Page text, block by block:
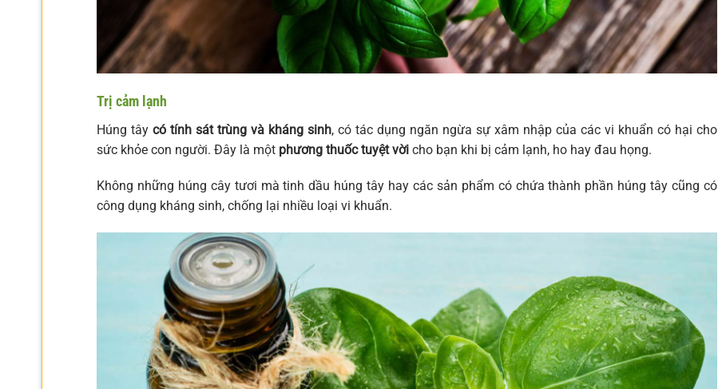
Trị cảm lạnh
Húng tây có tính sát trùng và kháng sinh, có tác dụng ngăn ngừa sự xâm nhập của các vi khuẩn có hại cho
sức khỏe con người. Đây là một phương thuốc tuyệt vời cho bạn khi bị cảm lạnh, ho hay đau họng.
Không những húng cây tươi mà tinh dầu húng tây hay các sản phẩm có chứa thành phần húng tây cũng có
công dụng kháng sinh, chống lại nhiều loại vi khuẩn.